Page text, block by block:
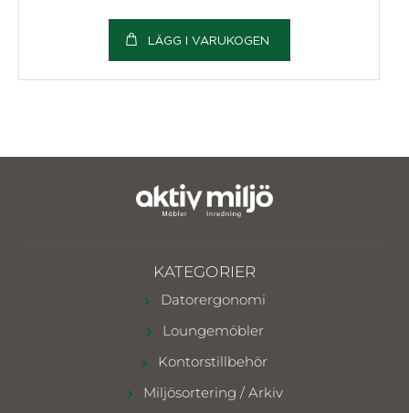
LÄGG I VARUKOGEN
KATEGORIER
Datorergonomi
Loungemöbler
Kontorstillbehör
Miljösortering / Arkiv